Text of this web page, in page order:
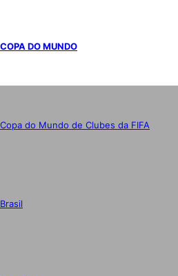
COPA DO MUNDO
Copa do Mundo de Clubes da FIFA
Brasil